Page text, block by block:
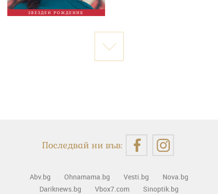
ЗВЕЗДЕН РОЖДЕНИК
Последвай ни във:
Abv.bg Ohnamama.bg Vesti.bg
Nova.bg
Dariknews.bg
Vbox7.com
Sinoptik.bg